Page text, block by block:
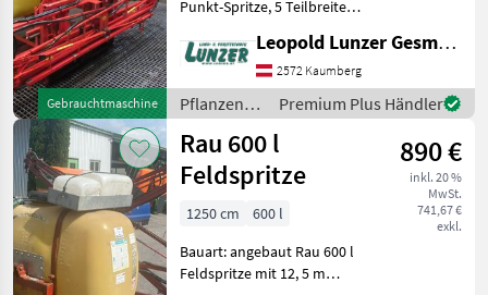
Gebrauchtmaschine
Punkt-Spritze, 5 Teilbreiten,
überprüft. Pflanzenschutz
Feldspritzen
Leopold Lunzer GesmbH
2572 Kaumberg
Pflanzenschutz
/ Rau
Premium Plus Händler
Rau 600 l
Feldspritze
890 €
inkl. 20 %
MwSt.
741,67 €
exkl.
1250 cm
600 l
Bauart: angebaut Rau 600 l
Feldspritze mit 12, 5 m